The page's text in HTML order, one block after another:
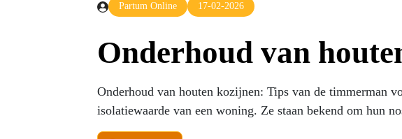
Partum Online 17-02-2026
Onderhoud van
Onderhoud van houten kozijnen: Tips van de timmerman
isolatiewaarde van een woning. Ze staan bekend om hun